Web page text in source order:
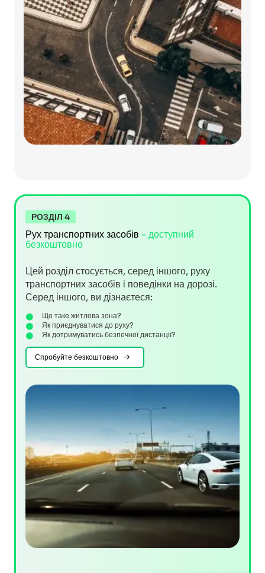
РОЗДІЛ 4
Рух транспортних засобів - доступний
безкоштовно
Цей розділ стосується, серед іншого, руху
транспортних засобів і поведінки на дорозі.
Серед іншого, ви дізнаєтеся:
Що таке житлова зона?
Як приєднуватися до руху?
Як дотримуватись безпечної дистанції?
Спробуйте безкоштовно